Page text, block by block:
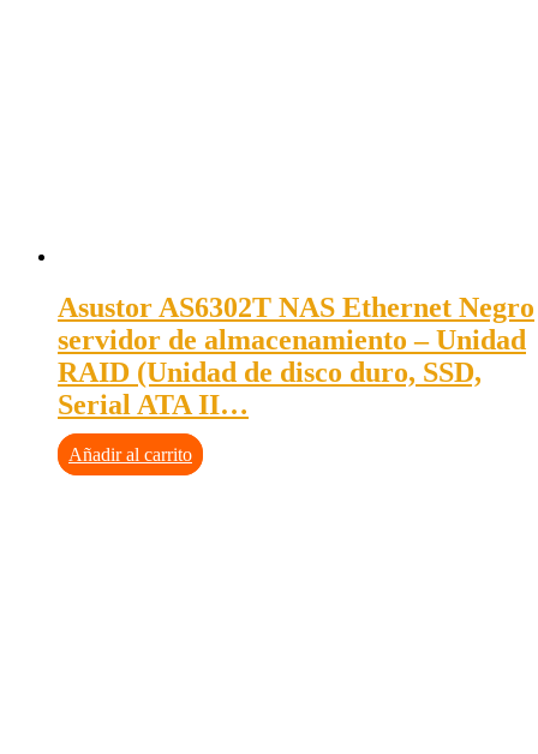
Asustor AS6302T NAS Ethernet Negro
servidor de almacenamiento – Unidad
RAID (Unidad de disco duro, SSD,
Serial ATA II…
Añadir al carrito